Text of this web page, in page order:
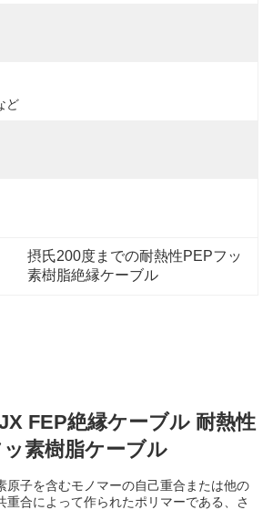
ど
摂氏200度までの耐熱性PEPフッ
素樹脂絶縁ケーブル
FEP絶縁ケーブル 耐熱性
素樹脂ケーブル
原子を含むモノマーの自己重合または他の
重合によって作られたポリマーである、さ